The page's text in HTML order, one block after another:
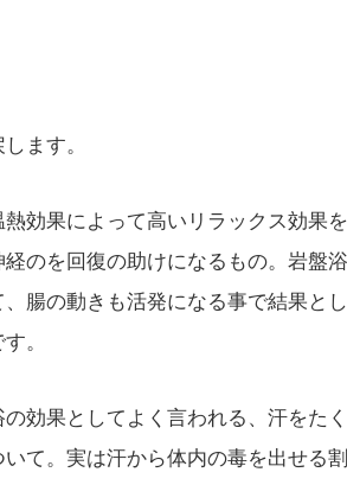
ます。
効果によって高いリラックス効果
のを回復の助けになるもの。岩盤
腸の動きも活発になる事で結果と
。
効果としてよく言われる、汗をた
いて。実は汗から体内の毒を出せる